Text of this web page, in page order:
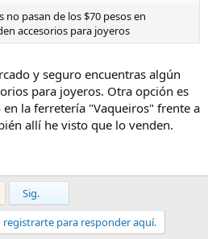
pasan de los $70 pesos en
accesorios para joyeros
y seguro encuentras algún
para joyeros. Otra opción es
la ferretería "Vaqueiros" frente a
allí he visto que lo venden.
Sig.
registrarte para responder aquí.